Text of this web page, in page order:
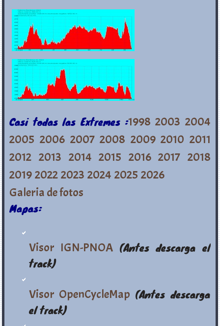
Casi todas las Extremes :1998 2003 2004
2005 2006 2007 2008 2009 2010 2011
2012 2013 2014 2015 2016 2017 2018
2019 2022 2023 2024 2025 2026
Galeria de fotos
Mapas:
Visor IGN-PNOA(Antes descarga el
track)
Visor OpenCycleMap (Antes descarga
el track)